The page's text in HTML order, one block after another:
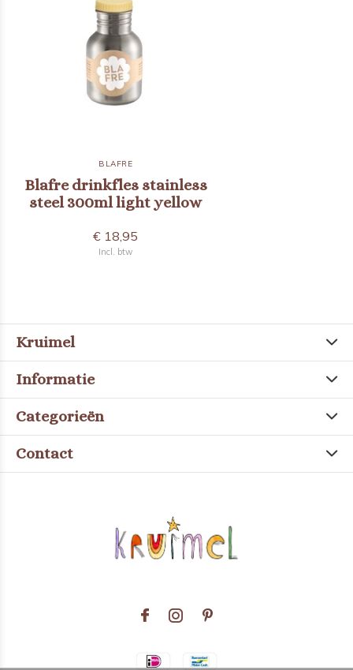
BLAFRE
Blafre drinkfles stainless
steel 300ml light yellow
€ 18,95
Incl. btw
Kruimel
Informatie
Categorieën
Contact